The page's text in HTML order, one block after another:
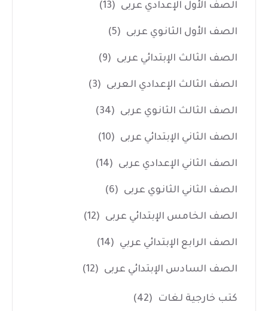
الصف الأول الإعدادي عربى (13)
الصف الأول الثانوي عربى (5)
الصف الثالث الإبتدائي عربى (9)
الصف الثالث الإعدادي العربى (3)
الصف الثالث الثانوي عربى (34)
الصف الثاني الإبتدائي عربى (10)
الصف الثاني الإعدادي عربى (14)
الصف الثاني الثانوي عربى (6)
الصف الخامس الإبتدائي عربى (12)
الصف الرابع الإبتدائي عربي (14)
الصف السادس الإبتدائي عربى (12)
كتب خارجية لغات (42)